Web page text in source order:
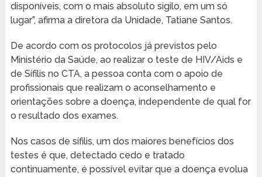
disponíveis, com o mais absoluto sigilo, em um só
lugar”, afirma a diretora da Unidade, Tatiane Santos.
De acordo com os protocolos já previstos pelo
Ministério da Saúde, ao realizar o teste de HIV/Aids e
de Sífilis no CTA, a pessoa conta com o apoio de
profissionais que realizam o aconselhamento e
orientações sobre a doença, independente de qual for
o resultado dos exames.
Nos casos de sífilis, um dos maiores benefícios dos
testes é que, detectado cedo e tratado
continuamente, é possível evitar que a doença evolua